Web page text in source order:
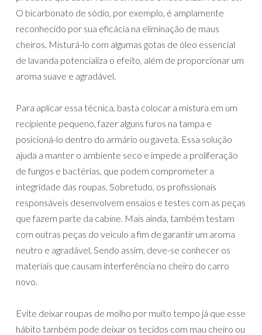
O bicarbonato de sódio, por exemplo, é amplamente
reconhecido por sua eficácia na eliminação de maus
cheiros. Misturá-lo com algumas gotas de óleo essencial
de lavanda potencializa o efeito, além de proporcionar um
aroma suave e agradável.
Para aplicar essa técnica, basta colocar a mistura em um
recipiente pequeno, fazer alguns furos na tampa e
posicioná-lo dentro do armário ou gaveta. Essa solução
ajuda a manter o ambiente seco e impede a proliferação
de fungos e bactérias, que podem comprometer a
integridade das roupas. Sobretudo, os profissionais
responsáveis desenvolvem ensaios e testes com as peças
que fazem parte da cabine. Mais ainda, também testam
com outras peças do veículo a fim de garantir um aroma
neutro e agradável. Sendo assim, deve-se conhecer os
materiais que causam interferência no cheiro do carro
novo.
Evite deixar roupas de molho por muito tempo já que esse
hábito também pode deixar os tecidos com mau cheiro ou